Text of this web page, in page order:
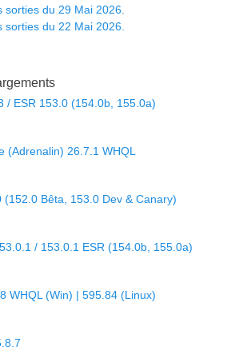
sorties du 29 Mai 2026.
sorties du 22 Mai 2026.
/ ESR 153.0 (154.0b, 155.0a)
(Adrenalin) 26.7.1 WHQL
Bêta, 153.0 Dev & Canary)
/ 153.0.1 ESR (154.0b, 155.0a)
WHQL (Win) | 595.84 (Linux)